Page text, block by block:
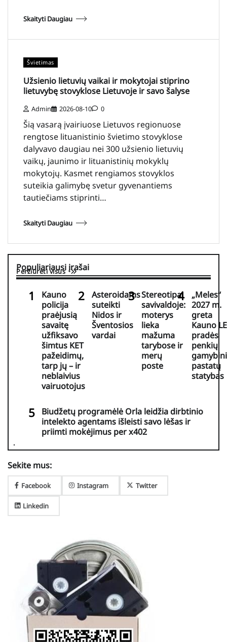
Skaityti Daugiau
Švietimas
Užsienio lietuvių vaikai ir mokytojai stiprino
lietuvybę stovyklose Lietuvoje ir savo šalyse
Admin 2026-08-10 0
Šią vasarą įvairiuose Lietuvos regionuose
rengtose lituanistinio švietimo stovyklose
dalyvavo daugiau nei 300 užsienio lietuvių
vaikų, jaunimo ir lituanistinių mokyklų
mokytojų. Kasmet rengiamos stovyklos
suteikia galimybę svetur gyvenantiems
tautiečiams stiprinti…
Skaityti Daugiau
Populiariausi įrašai
Peržiūrėti visus
Kauno
policija
praėjusią
savaitę
užfiksavo
šimtus KET
pažeidimų,
tarp jų – ir
neblaivius
vairuotojus
Asteroidams
suteikti
Nidos ir
Šventosios
vardai
Stereotipai
savivaldoje:
moterys
lieka
mažuma
tarybose ir
merų
poste
„Meles“
2027 m.
greta
Kauno
pradės
penkių
pastatų
statybas
Biudžetų programėlė Orla leidžia dirbtinio
intelekto agentams išleisti savo lėšas ir
priimti mokėjimus per x402
Sekite mus:
Facebook Instagram Twitter
Linkedin